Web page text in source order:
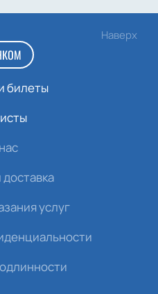
Наверх
билеты
услуг